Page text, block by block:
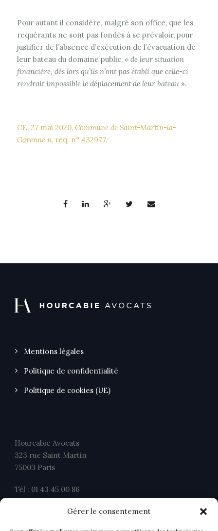
Gérer le consentement
Pour autant il considère, malgré son office, que les
requérants ne sont pas fondés à se prévaloir, pour
justifier de l’absence d’exécution de l’évacuation de
leur bateau du domaine public, « de leur situation
financière, dès lors qu’ils n’ont pas établi que celle-ci
rendrait impossible le déplacement de leur bateau ».
CE, 27 mai 2020, Commune de Saint-Martin-la-
Garenne n, req. n° 432977.
Mentions légales
Politique de confidentialité
Politique de cookies (UE)
Hourcabie Avocats
323 rue Saint Martin
75003 Paris
Tél : 01 43 45 00 86
contact@ahavocats.fr